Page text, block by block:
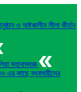
ও অষ্টকালীন লীলা কীর্তন
মহানামযজ্ঞ
এর কাছে ব্যবসায়ীদের